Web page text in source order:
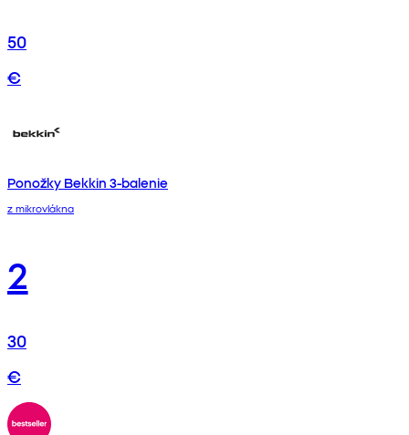
50
€
Ponožky Bekkin 3-balenie
z mikrovlákna
2
30
€